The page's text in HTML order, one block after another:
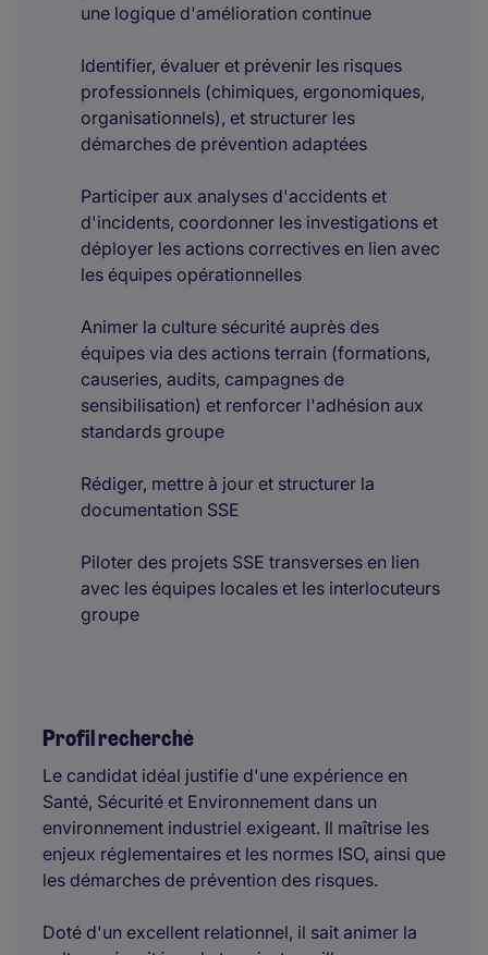
une logique d'amélioration continue
Identifier, évaluer et prévenir les risques
professionnels (chimiques, ergonomiques,
organisationnels), et structurer les
démarches de prévention adaptées
Participer aux analyses d'accidents et
d'incidents, coordonner les investigations et
déployer les actions correctives en lien avec
les équipes opérationnelles
Animer la culture sécurité auprès des
équipes via des actions terrain (formations,
causeries, audits, campagnes de
sensibilisation) et renforcer l'adhésion aux
standards groupe
Rédiger, mettre à jour et structurer la
documentation SSE
Piloter des projets SSE transverses en lien
avec les équipes locales et les interlocuteurs
groupe
Profil recherché
Le candidat idéal justifie d'une expérience en
Santé, Sécurité et Environnement dans un
environnement industriel exigeant. Il maîtrise les
enjeux réglementaires et les normes ISO, ainsi que
les démarches de prévention des risques.
Doté d'un excellent relationnel, il sait animer la